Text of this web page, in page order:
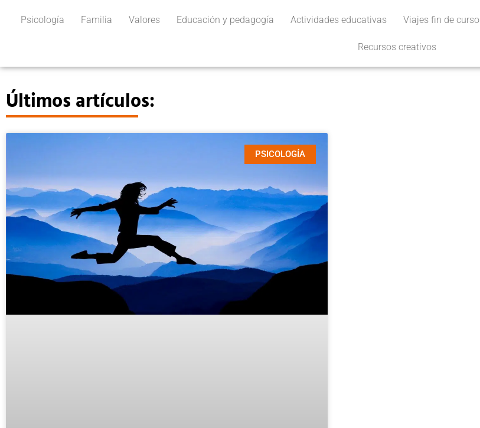
Psicología Familia Valores Educación y pedagogía Actividades educativas Viajes fin de curso
Recursos creativos
Últimos artículos:
PSICOLOGÍA